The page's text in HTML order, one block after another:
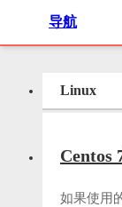
导航
Linux
Centos
如果使用